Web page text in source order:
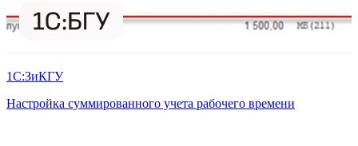
1С:ЗиКГУ
Настройка суммированного учета рабочего времени